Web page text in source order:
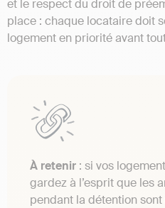
et le respect du droit de
place : chaque locataire doit
logement en priorité avant
À retenir : si vos
gardez à l’esprit que les
pendant la détention